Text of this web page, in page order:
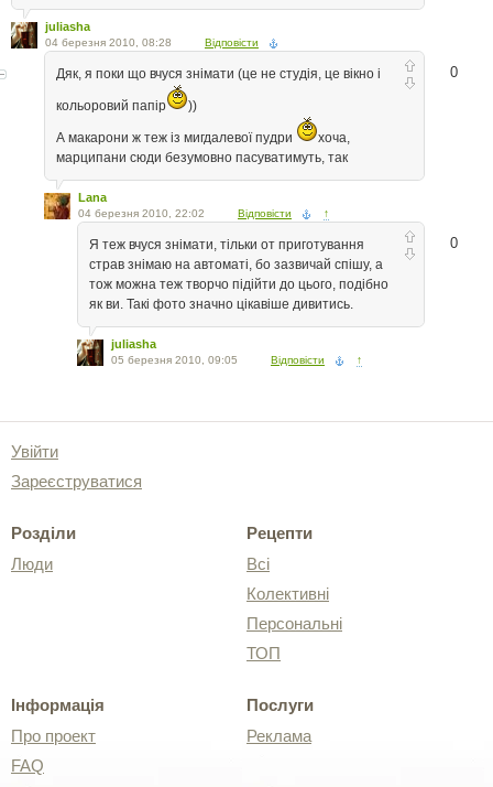
juliasha
04 березня 2010, 08:28 Відповісти
0
Дяк, я поки що вчуся знімати (це не студія, це вікно і
кольоровий папір ))
А макарони ж теж із мигдалевої пудри
хоча,
марципани сюди безумовно пасуватимуть, так
Lana
04 березня 2010, 22:02 Відповісти ↑
0
Я теж вчуся знімати, тільки от приготування
страв знімаю на автоматі, бо зазвичай спішу, а
тож можна теж творчо підійти до цього, подібно
як ви. Такі фото значно цікавіше дивитись.
juliasha
05 березня 2010, 09:05 Відповісти ↑
Увійти
Зареєструватися
Розділи
Люди
Рецепти
Всі
Колективні
Персональні
ТОП
Інформація
Про проект
FAQ
Послуги
Реклама